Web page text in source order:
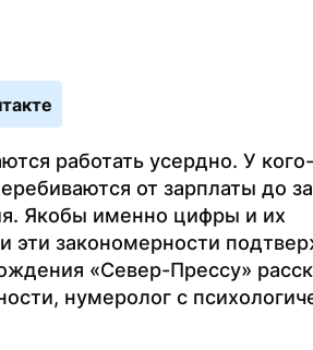
работать усердно. У
от зарплаты до
Якобы именно цифры и их
эти закономерности
«Север-Прессу»
нумеролог с